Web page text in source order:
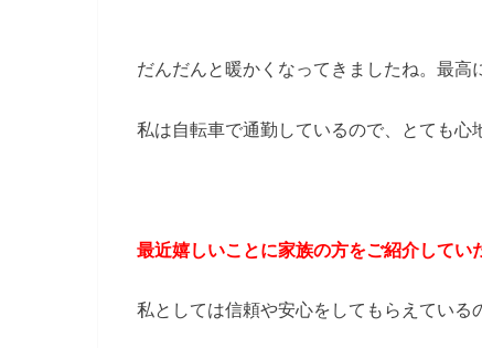
だんだんと暖かくなってきましたね。最高
私は自転車で通勤しているので、とても心
最近嬉しいことに家族の方をご紹介してい
私としては信頼や安心をしてもらえている